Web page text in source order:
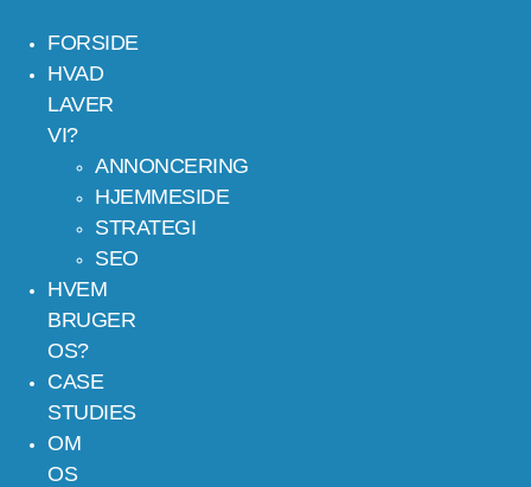
FORSIDE
HVAD
LAVER
VI?
ANNONCERING
HJEMMESIDE
STRATEGI
SEO
HVEM
BRUGER
OS?
CASE
STUDIES
OM
OS